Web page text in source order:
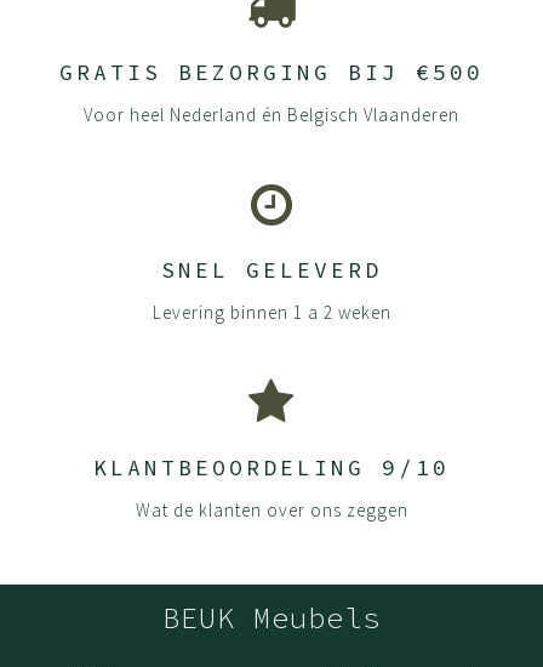
GRATIS BEZORGING BIJ €500
Voor heel Nederland én Belgisch Vlaanderen
SNEL GELEVERD
Levering binnen 1 a 2 weken
KLANTBEOORDELING 9/10
Wat de klanten over ons zeggen
BEUK Meubels